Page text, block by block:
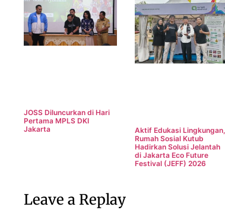
JOSS Diluncurkan di Hari
Pertama MPLS DKI
Jakarta
Aktif Edukasi Lingkungan,
Rumah Sosial Kutub
Hadirkan Solusi Jelantah
di Jakarta Eco Future
Festival (JEFF) 2026
Leave a Replay